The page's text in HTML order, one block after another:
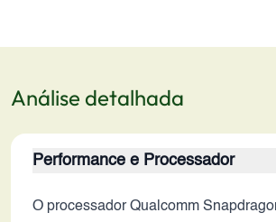
Análise detalhada
Performance e Processador
O processador Qualcomm